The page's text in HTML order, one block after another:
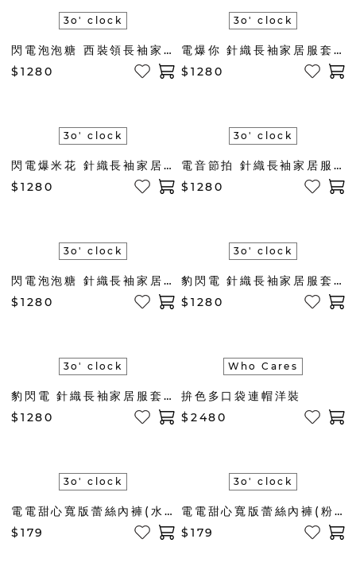
3o' clock
閃電泡泡糖 西裝領長袖家居服套組(奶茶褐)
$1280
3o' clock
電爆你 針織長袖家居服套組(松綠)
$1280
3o' clock
閃電爆米花 針織長袖家居服套組(橘色)
$1280
3o' clock
電音節拍 針織長袖家居服套組(薄荷綠)
$1280
3o' clock
閃電泡泡糖 針織長袖家居服套組(奶茶褐)
$1280
3o' clock
豹閃電 針織長袖家居服套組(藍綠)
$1280
3o' clock
豹閃電 針織長袖家居服套組(紅)
$1280
Who Cares
拚色多口袋連帽洋裝
$2480
3o' clock
電電甜心寬版蕾絲內褲(水藍)
$179
3o' clock
電電甜心寬版蕾絲內褲(粉紫)
$179